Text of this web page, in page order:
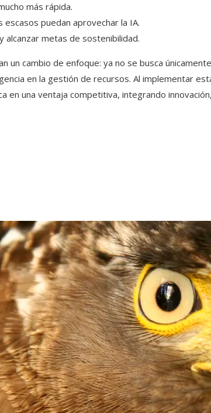
más rápida.
puedan aprovechar la IA.
alcanzar metas de sostenibilidad.
un cambio de enfoque: ya no se busca
en la gestión de recursos. Al implementar
en una ventaja competitiva, integrando